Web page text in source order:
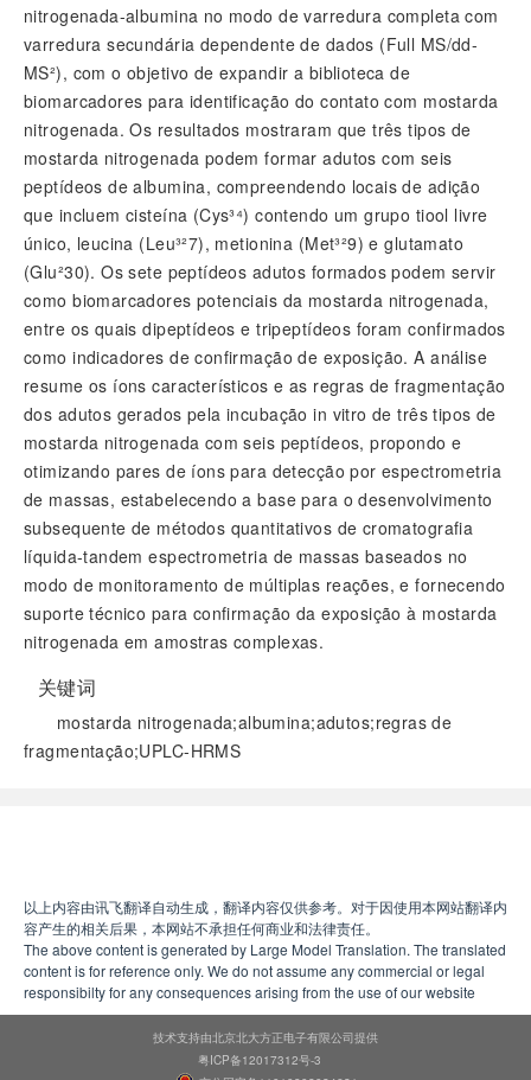
nitrogenada-albumina no modo de varredura completa com
varredura secundária dependente de dados (Full MS/dd-
MS²), com o objetivo de expandir a biblioteca de
biomarcadores para identificação do contato com mostarda
nitrogenada. Os resultados mostraram que três tipos de
mostarda nitrogenada podem formar adutos com seis
peptídeos de albumina, compreendendo locais de adição
que incluem cisteína (Cys³⁴) contendo um grupo tiool livre
único, leucina (Leu³²7), metionina (Met³²9) e glutamato
(Glu²30). Os sete peptídeos adutos formados podem servir
como biomarcadores potenciais da mostarda nitrogenada,
entre os quais dipeptídeos e tripeptídeos foram confirmados
como indicadores de confirmação de exposição. A análise
resume os íons característicos e as regras de fragmentação
dos adutos gerados pela incubação in vitro de três tipos de
mostarda nitrogenada com seis peptídeos, propondo e
otimizando pares de íons para detecção por espectrometria
de massas, estabelecendo a base para o desenvolvimento
subsequente de métodos quantitativos de cromatografia
líquida-tandem espectrometria de massas baseados no
modo de monitoramento de múltiplas reações, e fornecendo
suporte técnico para confirmação da exposição à mostarda
nitrogenada em amostras complexas.
关键词
mostarda nitrogenada;albumina;adutos;regras de
fragmentação;UPLC-HRMS
以上内容由讯飞翻译自动生成，翻译内容仅供参考。对于因使用本网站翻译内
容产生的相关后果，本网站不承担任何商业和法律责任。
The above content is generated by Large Model Translation. The translated
content is for reference only. We do not assume any commercial or legal
responsibilty for any consequences arising from the use of our website
技术支持由北京北大方正电子有限公司提供
粤ICP备12017312号-3